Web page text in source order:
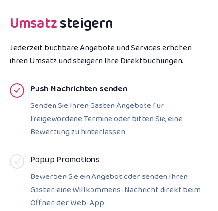
Umsatzsteigern
Jederzeit buchbare Angebote und Services erhöhen
ihren Umsatz und steigern Ihre Direktbuchungen.
Push Nachrichten senden
Senden Sie Ihren Gästen Angebote für
freigewordene Termine oder bitten Sie, eine
Bewertung zu hinterlassen
Popup Promotions
Bewerben Sie ein Angebot oder senden Ihren
Gästen eine Willkommens-Nachricht direkt beim
Öffnen der Web-App